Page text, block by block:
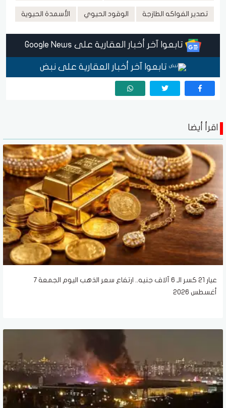
تصدير الفواكه الطازجة الوقود الحيوي الأسمدة الحيوية
تابعوا آخر أخبار العقارية على Google News
تابعوا آخر أخبار العقارية على نبض
اقرأ أيضا
عيار 21 كسر الـ 6 آلاف جنيه.. ارتفاع سعر الذهب اليوم الجمعة 7
أغسطس 2026